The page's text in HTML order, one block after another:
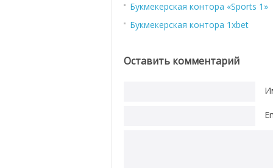
Букмекерская контора «Sports 1»
Букмекерская контора 1xbet
Оставить комментарий